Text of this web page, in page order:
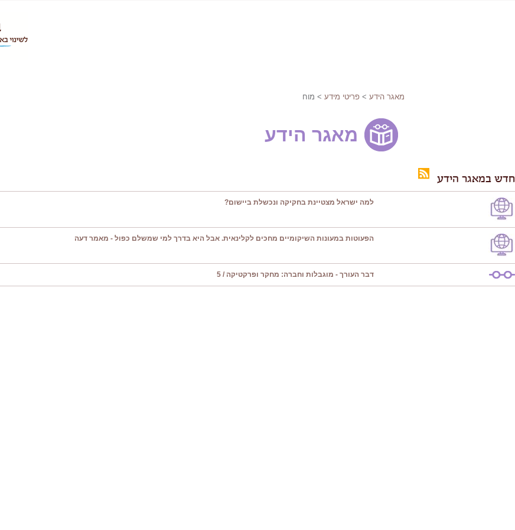
מאגר הידע > פריטי מידע > מוח
מאגר הידע
חדש במאגר הידע
למה ישראל מצטיינת בחקיקה ונכשלת ביישום?
הפעוטות במעונות השיקומיים מחכים לקלינאית. אבל היא בדרך למי שמשלם כפול - מאמר דעה
דבר העורך - מוגבלות וחברה: מחקר ופרקטיקה / 5